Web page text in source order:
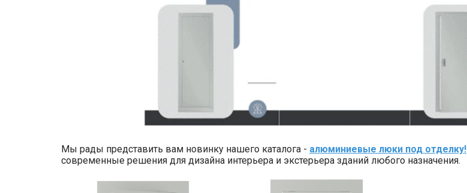
Мы рады представить вам новинку нашего каталога - алюминиевые люки под отделку!
современные решения для дизайна интерьера и экстерьера зданий любого назначения.